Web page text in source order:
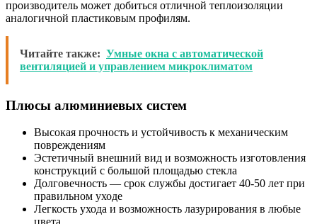
производитель может добиться отличной теплоизоляции
аналогичной пластиковым профилям.
Читайте также: Умные окна с автоматической
вентиляцией и управлением микроклиматом
Плюсы алюминиевых систем
Высокая прочность и устойчивость к механическим
повреждениям
Эстетичный внешний вид и возможность изготовления
конструкций с большой площадью стекла
Долговечность — срок службы достигает 40-50 лет при
правильном уходе
Легкость ухода и возможность лазурирования в любые